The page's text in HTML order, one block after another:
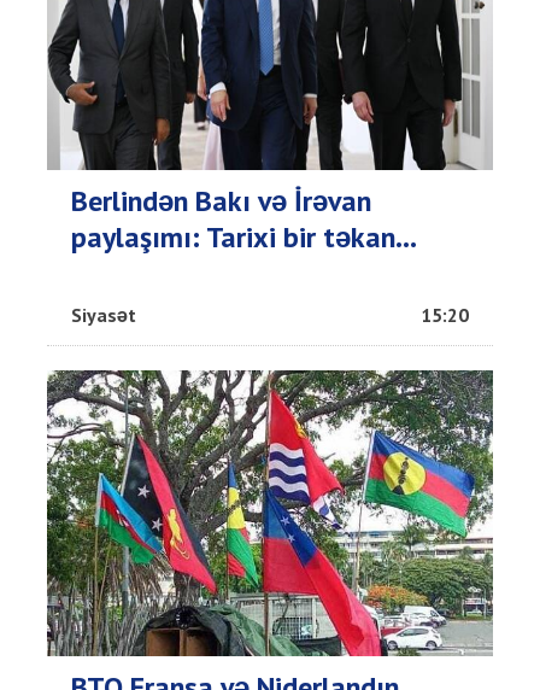
Berlindən Bakı və İrəvan
paylaşımı: Tarixi bir təkan...
Siyasət 15:20